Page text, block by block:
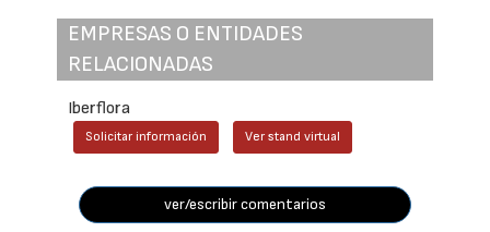
EMPRESAS O ENTIDADES
RELACIONADAS
Iberflora
Solicitar información Ver stand virtual
ver/escribir comentarios